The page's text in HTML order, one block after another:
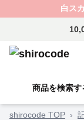
白ス
商品を検索す
shirocode TOP ›